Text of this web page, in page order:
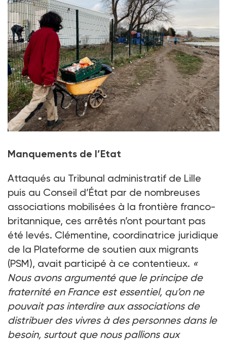
Manquements de l’Etat
Attaqués au Tribunal administratif de Lille
puis au Conseil d’État par de nombreuses
associations mobilisées à la frontière franco-
britannique, ces arrêtés n’ont pourtant pas
été levés. Clémentine, coordinatrice juridique
de la Plateforme de soutien aux migrants
(PSM), avait participé à ce contentieux. «
Nous avons argumenté que le principe de
fraternité en France est essentiel, qu’on ne
pouvait pas interdire aux associations de
distribuer des vivres à des personnes dans le
besoin, surtout que nous pallions aux